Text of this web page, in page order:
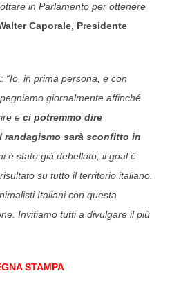
in Parlamento per ottenere
Caporale, Presidente
: “Io, in prima persona, e con
giornalmente affinché
e ci potremmo dire
sarà sconfitto in
è stato già debellato, il goal è
su tutto il territorio italiano.
Italiani con questa
Invitiamo tutti a divulgare il più
STAMPA